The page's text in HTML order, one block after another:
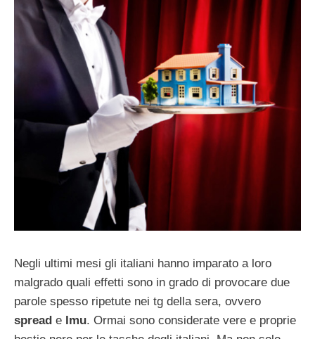
Negli ultimi mesi gli italiani hanno imparato a loro
malgrado quali effetti sono in grado di provocare due
parole spesso ripetute nei tg della sera, ovvero
spread e Imu. Ormai sono considerate vere e proprie